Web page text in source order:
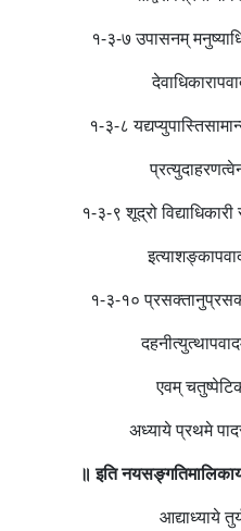
१-३-७ उपासनम्
देवाधिकारापवादः
१-३-८
प्रत्युदाहरणत्वेन
१-३-९ शूद्रो विद्याधिकारी
१-३-१०
एवम्
अध्याये प्रथमे
॥ इति
आद्याध्याये